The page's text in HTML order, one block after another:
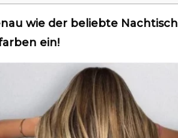
wie der beliebte Nachtisch
ein!